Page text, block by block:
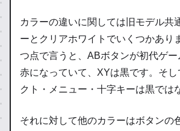
カラーの違いに関しては旧モデル共
ーとクリアホワイトでいくつかあり
つ点で言うと、ABボタンが初代ゲー
赤になっていて、XYは黒です。そし
クト・メニュー・十字キーは黒では
それに対して他のカラーはボタンの